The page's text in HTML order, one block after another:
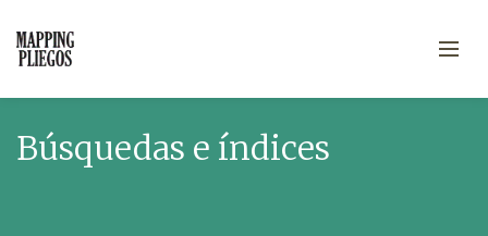
Búsquedas e índices